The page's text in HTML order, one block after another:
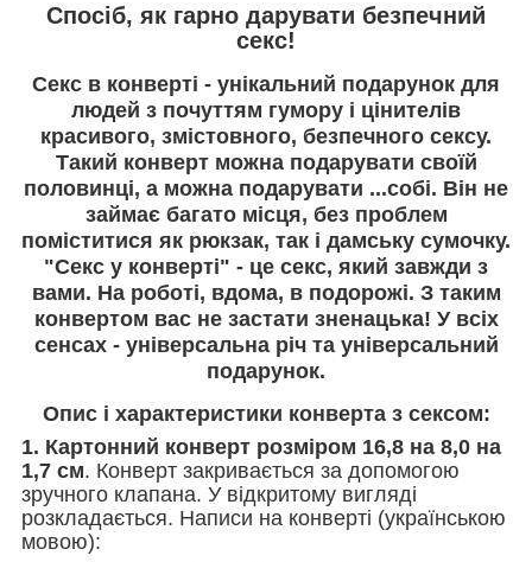
Спосіб, як гарно дарувати безпечний
секс!
Секс в конверті - унікальний подарунок для
людей з почуттям гумору і цінителів
красивого, змістовного, безпечного сексу.
Такий конверт можна подарувати своїй
половинці, а можна подарувати ...собі. Він не
займає багато місця, без проблем
поміститися як рюкзак, так і дамську сумочку.
"Секс у конверті" - це секс, який завжди з
вами. На роботі, вдома, в подорожі. З таким
конвертом вас не застати зненацька! У всіх
сенсах - універсальна річ та універсальний
подарунок.
Опис і характеристики конверта з сексом:
1. Картонний конверт розміром 16,8 на 8,0 на
1,7 см. Конверт закривається за допомогою
зручного клапана. У відкритому вигляді
розкладається. Написи на конверті (українською
мовою):